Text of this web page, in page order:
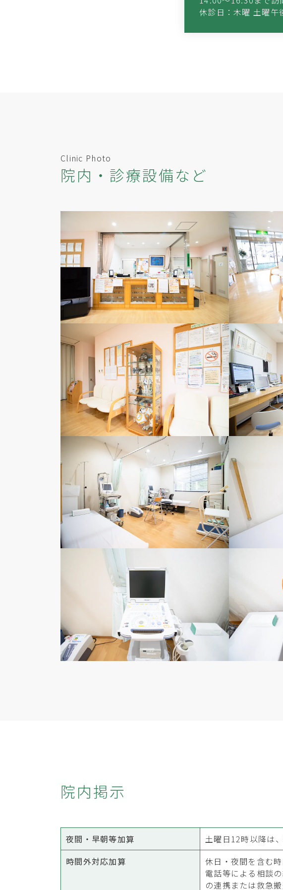
休診日：木曜 土曜午
Clinic Photo
院内・診療設備など
院内掲示
夜間・早朝等加算
土曜日12時以降は
時間外対応加算
休日・夜間を含む
電話等による相談
の連携または救急